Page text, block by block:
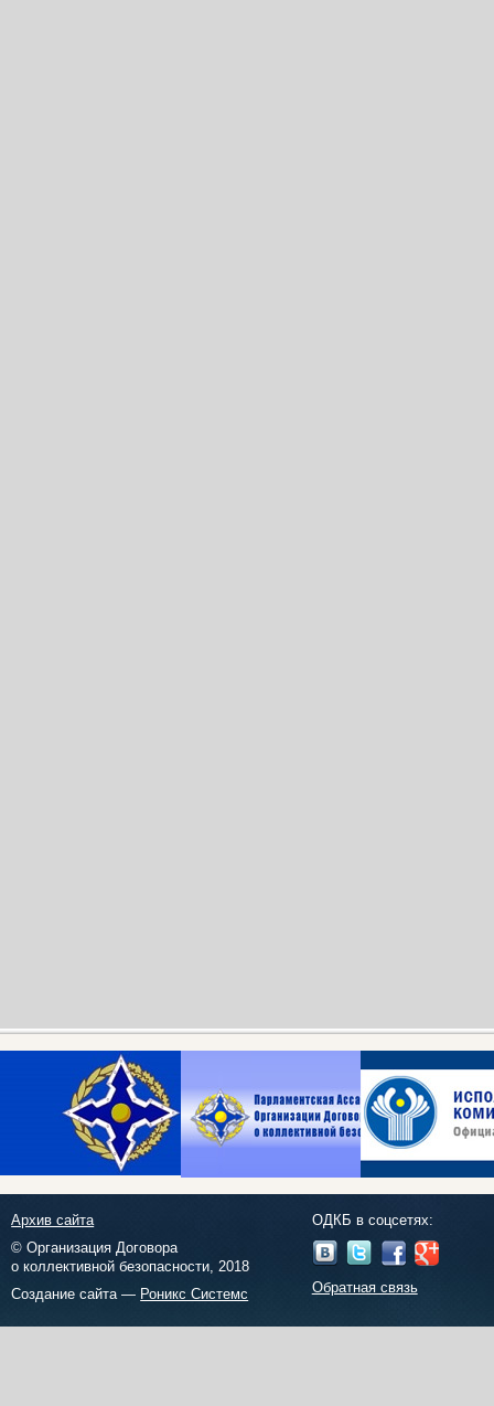
Архив сайта
© Организация Договора
о коллективной безопасности, 2018
Создание сайта — Роникс Системс
ОДКБ в соцсетях:
Обратная связь